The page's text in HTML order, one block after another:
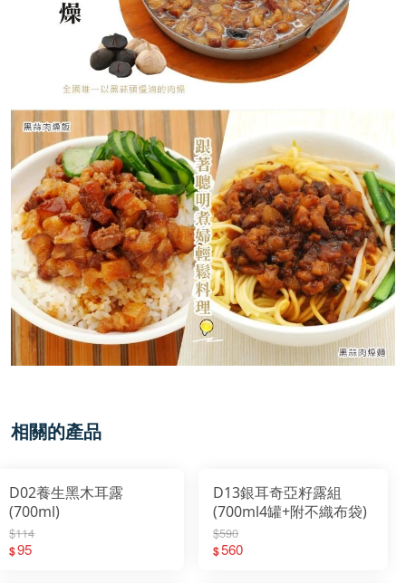
相關的產品
D02養生黑木耳露
(700ml)
$114
$95
D13銀耳奇亞籽露組
(700ml4罐+附不織布袋)
$590
$560